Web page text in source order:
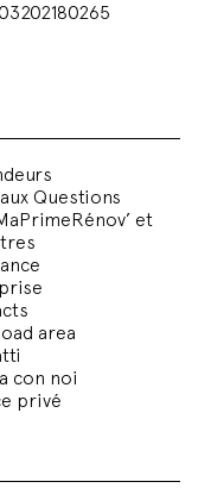
Questions
et
area
con noi
privé